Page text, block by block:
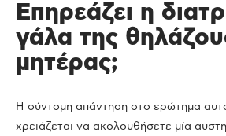
Επηρεάζει η
γάλα της
μητέρας;
Η σύντομη απάντηση στο ερώτημα
χρειάζεται να ακολουθήσετε μία